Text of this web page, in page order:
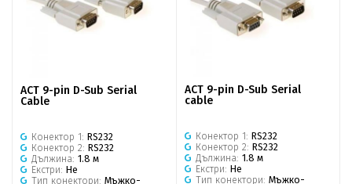
ACT 9-pin D-Sub Serial
Cable
Конектор 1: RS232
Конектор 2: RS232
Дължина: 1.8 м
Екстри: Не
Тип конектори: Мъжко-
ACT 9-pin D-Sub Serial
cable
Конектор 1: RS232
Конектор 2: RS232
Дължина: 1.8 м
Екстри: Не
Тип конектори: Мъжко-